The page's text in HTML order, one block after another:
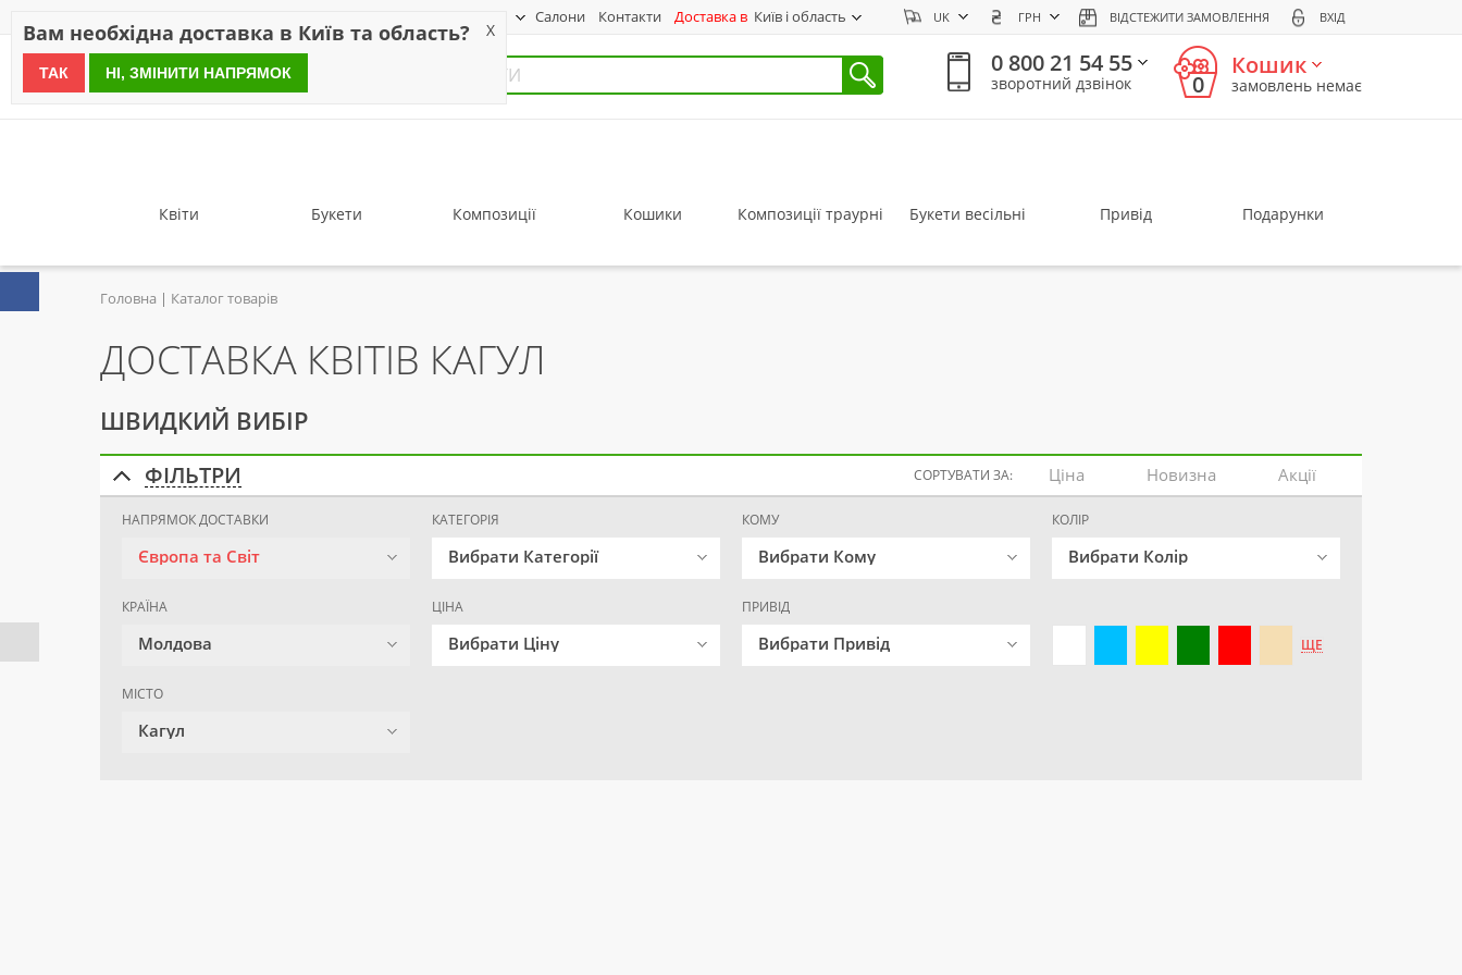
Салони Контакти Доставка в Київ і область UK ГРН ВІДСТЕЖИТИ ЗАМОВЛЕННЯ ВХІД
since 1999
0 800 21 54 55
зворотний дзвінок 0
Кошик
замовлень немає
Квіти Букети Композиції Кошики Композиції траурні Букети весільні Привід Подарунки
Головна Каталог товарів
ДОСТАВКА КВІТІВ КАГУЛ
ШВИДКИЙ ВИБІР
ФІЛЬТРИ СОРТУВАТИ ЗА: Ціна Новизна Акції
НАПРЯМОК ДОСТАВКИ
Європа та Світ
КАТЕГОРІЯ
Вибрати Категорії
КОМУ
Вибрати Кому
КОЛІР
Вибрати Колір
КРАЇНА
Молдова
МІСТО
Кагул
ЦІНА
Вибрати Ціну
ПРИВІД
Вибрати Привід ЩЕ
Вам необхідна доставка в Київ та область? X
ТАК НІ, ЗМІНИТИ НАПРЯМОК